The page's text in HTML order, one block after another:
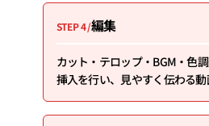
STEP 4 /編集
カット・テロップ・BGM・色
挿入を行い、見やすく伝わる動